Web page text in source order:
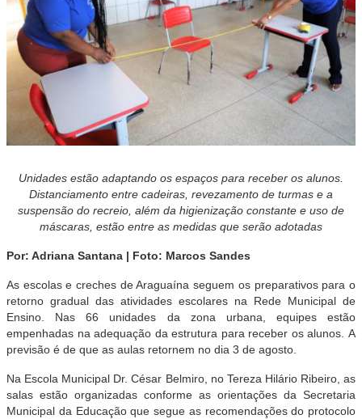
Unidades estão adaptando os espaços para receber os alunos.
Distanciamento entre cadeiras, revezamento de turmas e a
suspensão do recreio, além da higienização constante e uso de
máscaras, estão entre as medidas que serão adotadas
Por: Adriana Santana | Foto: Marcos Sandes
As escolas e creches de Araguaína seguem os preparativos para o
retorno gradual das atividades escolares na Rede Municipal de
Ensino. Nas 66 unidades da zona urbana, equipes estão
empenhadas na adequação da estrutura para receber os alunos. A
previsão é de que as aulas retornem no dia 3 de agosto.
Na Escola Municipal Dr. César Belmiro, no Tereza Hilário Ribeiro, as
salas estão organizadas conforme as orientações da Secretaria
Municipal da Educação que segue as recomendações do protocolo